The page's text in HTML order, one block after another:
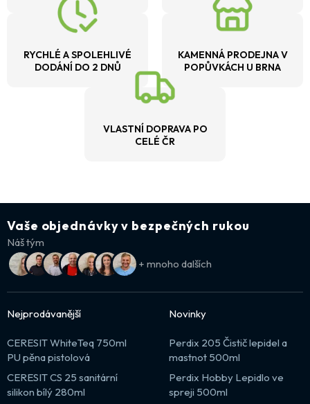
RYCHLÉ A SPOLEHLIVÉ
DODÁNÍ DO 2 DNŮ
KAMENNÁ PRODEJNA V
POPŮVKÁCH U BRNA
VLASTNÍ DOPRAVA PO
CELÉ ČR
Vaše objednávky v bezpečných rukou
Náš tým
+ mnoho dalších
Nejprodávanější
CERESIT WhiteTeq 750ml
PU pěna pistolová
CERESIT CS 25 sanitární
silikon bílý 280ml
Novinky
Perdix 205 Čistič lepidel a
mastnot 500ml
Perdix Hobby Lepidlo ve
spreji 500ml